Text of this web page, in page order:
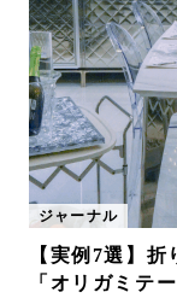
オンラインスト
お知らせ
カタログを見る
よくあるご質問
お問い合わせ
サポート
LANGUAGE : JP
ジャーナル
【実例7選】
「オリガミテ